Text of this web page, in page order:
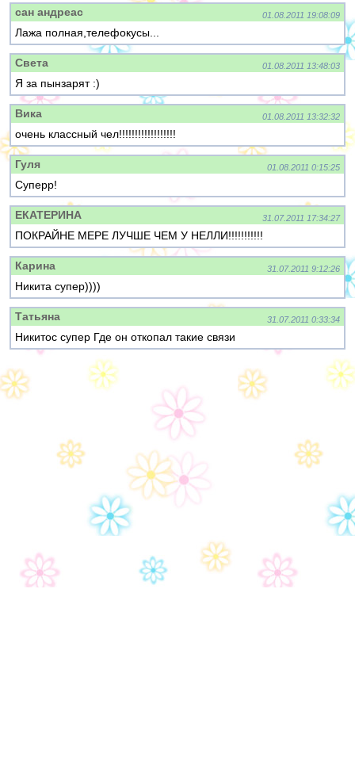
сан андреас 01.08.2011 19:08:09
Лажа полная,телефокусы...
Света 01.08.2011 13:48:03
Я за пынзарят :)
Вика 01.08.2011 13:32:32
очень классный чел!!!!!!!!!!!!!!!!!!
Гуля 01.08.2011 0:15:25
Суперр!
ЕКАТЕРИНА 31.07.2011 17:34:27
ПОКРАЙНЕ МЕРЕ ЛУЧШЕ ЧЕМ У НЕЛЛИ!!!!!!!!!!!
Карина 31.07.2011 9:12:26
Никита супер))))
Татьяна 31.07.2011 0:33:34
Никитос супер Где он откопал такие связи